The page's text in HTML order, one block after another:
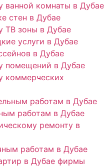
ванной комнаты в Дубае
стен в Дубае
ТВ зоны в Дубае
услуги в Дубае
в Дубае
помещений в Дубае
коммерческих
работам в Дубае
работам в Дубае
ремонту в
работам в Дубае
в Дубае фирмы